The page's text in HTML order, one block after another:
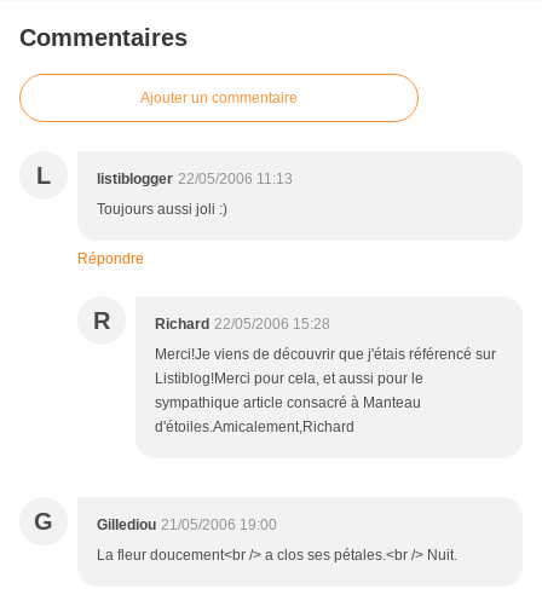
Commentaires
Ajouter un commentaire
L listiblogger 22/05/2006 11:13
Toujours aussi joli :)
Répondre
R Richard 22/05/2006 15:28
Merci!Je viens de découvrir que j'étais référencé sur
Listiblog!Merci pour cela, et aussi pour le
sympathique article consacré à Manteau
d'étoiles.Amicalement,Richard
G Gillediou 21/05/2006 19:00
La fleur doucement<br /> a clos ses pétales.<br /> Nuit.